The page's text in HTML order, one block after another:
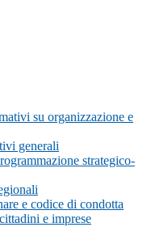
su organizzazione e
generali
strategico-
e codice di condotta
e imprese